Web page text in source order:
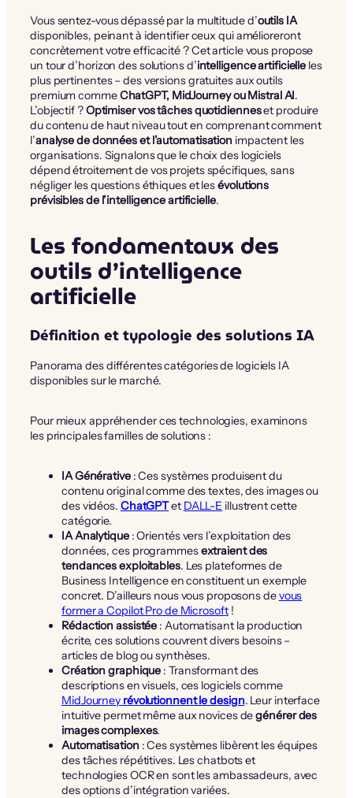
Vous sentez-vous dépassé par la multitude d’outils IA
disponibles, peinant à identifier ceux qui amélioreront
concrètement votre efficacité ? Cet article vous propose
un tour d’horizon des solutions d’intelligence artificielle les
plus pertinentes – des versions gratuites aux outils
premium commeChatGPT, MidJourney ou Mistral AI.
L’objectif ?Optimiser vos tâches quotidienneset produire
du contenu de haut niveau tout en comprenant comment
l’analyse de données et l’automatisation impactent les
organisations. Signalons que le choix des logiciels
dépend étroitement de vos projets spécifiques, sans
négliger les questions éthiques et lesévolutions
prévisibles de l’intelligence artificielle.
Les fondamentaux des
outils d’intelligence
artificielle
Définition et typologie des solutions IA
Panorama des différentes catégories de logiciels IA
disponibles sur le marché.
Pour mieux appréhender ces technologies, examinons
les principales familles de solutions :
IA Générative: Ces systèmes produisent du
contenu original comme des textes, des images ou
des vidéos. ChatGPTet DALL-E illustrent cette
catégorie.
IA Analytique: Orientés vers l’exploitation des
données, ces programmesextraient des
tendances exploitables. Les plateformes de
Business Intelligence en constituent un exemple
concret. D’ailleurs nous vous proposons devous
former a Copilot Pro de Microsoft!
Rédaction assistée : Automatisant la production
écrite, ces solutions couvrent divers besoins –
articles de blog ou synthèses.
Création graphique : Transformant des
descriptions en visuels, ces logiciels comme
MidJourney révolutionnent le design. Leur interface
intuitive permet même aux novices degénérer des
images complexes.
Automatisation : Ces systèmes libèrent les équipes
des tâches répétitives. Les chatbots et
technologies OCR en sont les ambassadeurs, avec
des options d’intégration variées.